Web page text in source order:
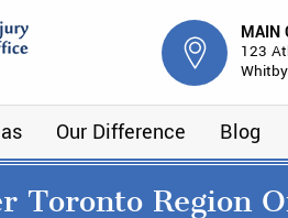
MAIN
123
Our Difference Blog
Toronto Region